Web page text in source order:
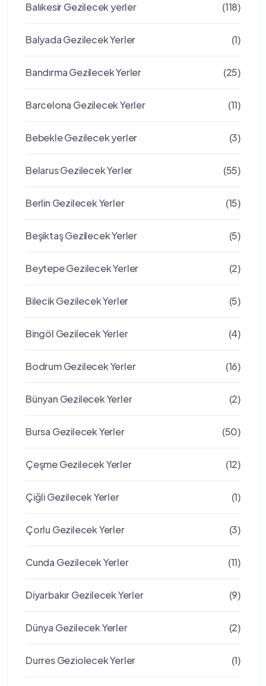
Balıkesir Gezilecek yerler (118)
Balyada Gezilecek Yerler (1)
Bandırma Gezilecek Yerler (25)
Barcelona Gezilecek Yerler (11)
Bebekle Gezilecek yerler (3)
Belarus Gezilecek Yerler (55)
Berlin Gezilecek Yerler (15)
Beşiktaş Gezilecek Yerler (5)
Beytepe Gezilecek Yerler (2)
Bilecik Gezilecek Yerler (5)
Bingöl Gezilecek Yerler (4)
Bodrum Gezilecek Yerler (16)
Bünyan Gezilecek Yerler (2)
Bursa Gezilecek Yerler (50)
Çeşme Gezilecek Yerler (12)
Çiğli Gezilecek Yerler (1)
Çorlu Gezilecek Yerler (3)
Cunda Gezilecek Yerler (11)
Diyarbakır Gezilecek Yerler (9)
Dünya Gezilecek Yerler (2)
Durres Geziolecek Yerler (1)